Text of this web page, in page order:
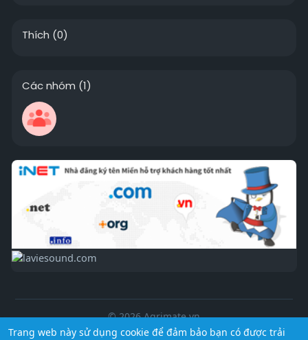
Trang web này sử dụng cookie để đảm bảo bạn có được trải
Thích (0)
Các nhóm (1)
© 2026 Agrimate.vn
Trang chủ
Giới thiệu Liên hệ Chính sách bảo mật